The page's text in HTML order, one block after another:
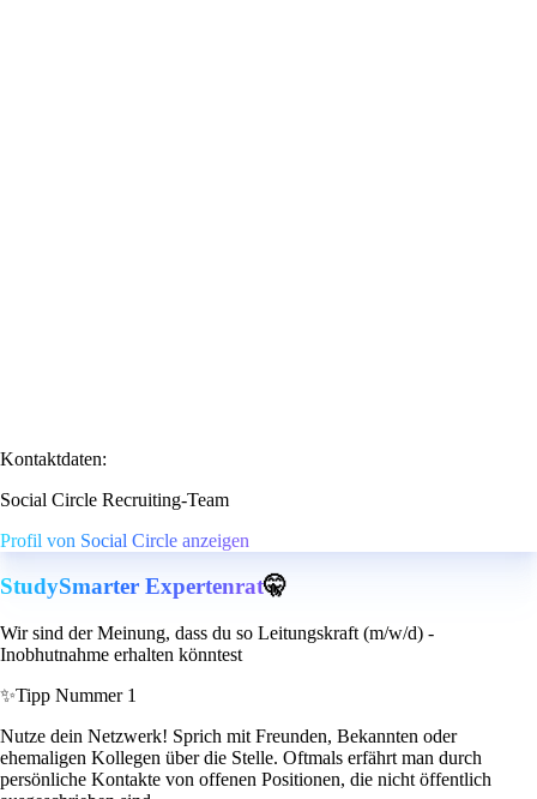
Kontaktdaten:
Social Circle Recruiting-Team
Profil von Social Circle anzeigen
StudySmarter Expertenrat🤫
Wir sind der Meinung, dass du so Leitungskraft (m/w/d) -
Inobhutnahme erhalten könntest
✨Tipp Nummer 1
Nutze dein Netzwerk! Sprich mit Freunden, Bekannten oder
ehemaligen Kollegen über die Stelle. Oftmals erfährt man durch
persönliche Kontakte von offenen Positionen, die nicht öffentlich